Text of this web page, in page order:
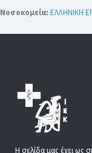
Νοσοκομεία: ΕΛΛΗΝΙΚΗ
Η σελίδα μας έχει ως